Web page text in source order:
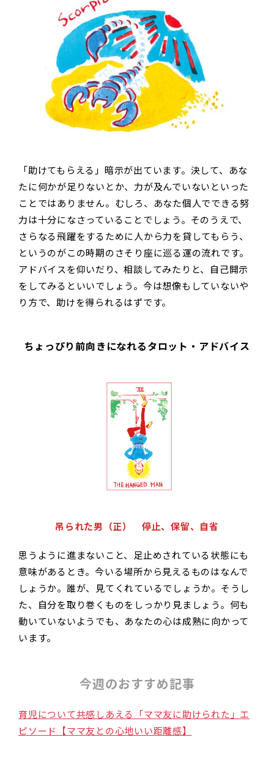
「助けてもらえる」暗示が出ています。決して、あな
たに何かが足りないとか、力が及んでいないといった
ことではありません。むしろ、あなた個人でできる努
力は十分になさっていることでしょう。そのうえで、
さらなる飛躍をするために人から力を貸してもらう、
というのがこの時期のさそり座に巡る運の流れです。
アドバイスを仰いだり、相談してみたりと、自己開示
をしてみるといいでしょう。今は想像もしていないや
り方で、助けを得られるはずです。
ちょっぴり前向きになれるタロット・アドバイス
吊られた男（正） 停止、保留、自省
思うように進まないこと、足止めされている状態にも
意味があるとき。今いる場所から見えるものはなんで
しょうか。誰が、見てくれているでしょうか。そうし
た、自分を取り巻くものをしっかり見ましょう。何も
動いていないようでも、あなたの心は成熟に向かって
います。
今週のおすすめ記事
育児について共感しあえる「ママ友に助けられた」エ
ピソード【ママ友との心地いい距離感】